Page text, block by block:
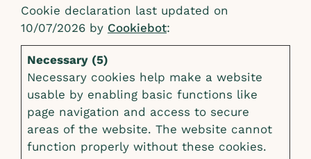
Cookie declaration last updated on
10/07/2026 by Cookiebot:
Necessary (5)
Necessary cookies help make a website
usable by enabling basic functions like
page navigation and access to secure
areas of the website. The website cannot
function properly without these cookies.